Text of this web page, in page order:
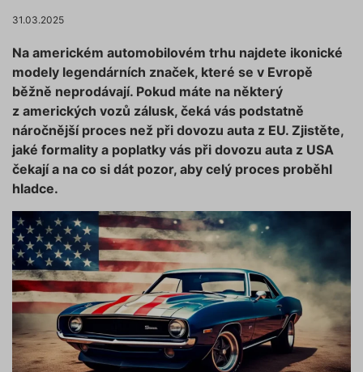
31.03.2025
Na americkém automobilovém trhu najdete ikonické
modely legendárních značek, které se v Evropě
běžně neprodávají. Pokud máte na některý
z amerických vozů zálusk, čeká vás podstatně
náročnější proces než při dovozu auta z EU. Zjistěte,
jaké formality a poplatky vás při dovozu auta z USA
čekají a na co si dát pozor, aby celý proces proběhl
hladce.